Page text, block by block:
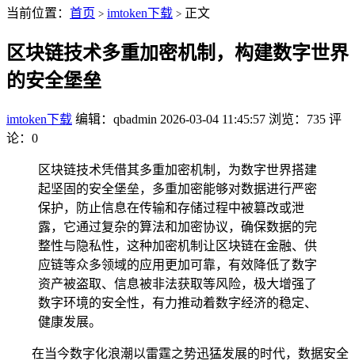
当前位置： 首页 > imtoken下载 > 正文
区块链技术多重加密机制，构建数字世界
的安全堡垒
imtoken下载 编辑：qbadmin 2026-03-04 11:45:57 浏览：735 评
论：0
区块链技术凭借其多重加密机制，为数字世界搭建
起坚固的安全堡垒，多重加密能够对数据进行严密
保护，防止信息在传输和存储过程中被篡改或泄
露，它通过复杂的算法和加密协议，确保数据的完
整性与隐私性，这种加密机制让区块链在金融、供
应链等众多领域的应用更加可靠，有效降低了数字
资产被盗取、信息被非法获取等风险，极大增强了
数字环境的安全性，有力推动着数字经济的稳定、
健康发展。
在当今数字化浪潮以雷霆之势迅猛发展的时代，数据安全